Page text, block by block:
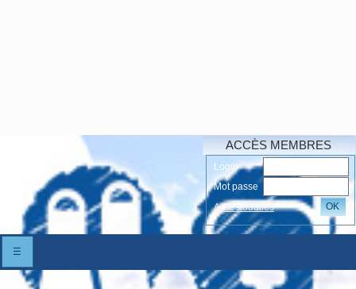
ACCÈS MEMBRES
Login
Mot passe
Accés oubliés
OK
☰